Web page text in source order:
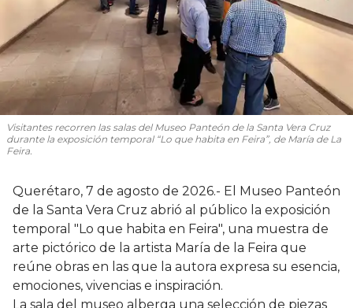
Visitantes recorren las salas del Museo Panteón de la Santa Vera Cruz
durante la exposición temporal “Lo que habita en Feira”, de María de La
Feira.
Querétaro, 7 de agosto de 2026.- El Museo Panteón
de la Santa Vera Cruz abrió al público la exposición
temporal "Lo que habita en Feira", una muestra de
arte pictórico de la artista María de la Feira que
reúne obras en las que la autora expresa su esencia,
emociones, vivencias e inspiración.
La sala del museo alberga una selección de piezas